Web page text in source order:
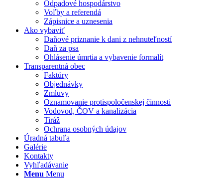
Odpadové hospodárstvo
Voľby a referendá
Zápisnice a uznesenia
Ako vybaviť
Daňové priznanie k dani z nehnuteľností
Daň za psa
Ohlásenie úmrtia a vybavenie formalít
Transparentná obec
Faktúry
Objednávky
Zmluvy
Oznamovanie protispoločenskej činnosti
Vodovod, ČOV a kanalizácia
Tiráž
Ochrana osobných údajov
Úradná tabuľa
Galérie
Kontakty
Vyhľadávanie
Menu Menu